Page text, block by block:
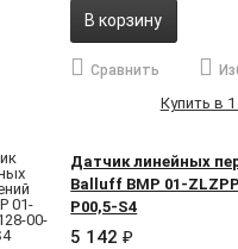
В корзину
Сравнить
Купить в
Датчик линейных
Balluff BMP 01-
P00,5-S4
5 142₽